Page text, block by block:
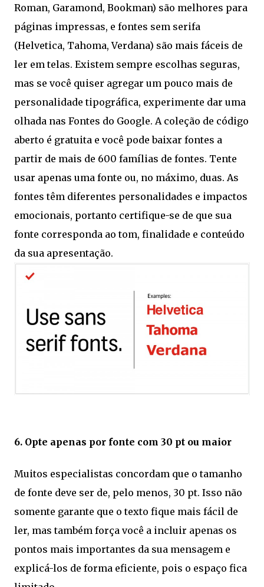
Roman, Garamond, Bookman) são melhores para
páginas impressas, e fontes sem serifa
(Helvetica, Tahoma, Verdana) são mais fáceis de
ler em telas. Existem sempre escolhas seguras,
mas se você quiser agregar um pouco mais de
personalidade tipográfica, experimente dar uma
olhada nas Fontes do Google. A coleção de código
aberto é gratuita e você pode baixar fontes a
partir de mais de 600 famílias de fontes. Tente
usar apenas uma fonte ou, no máximo, duas. As
fontes têm diferentes personalidades e impactos
emocionais, portanto certifique-se de que sua
fonte corresponda ao tom, finalidade e conteúdo
da sua apresentação.
6. Opte apenas por fonte com 30 pt ou maior
Muitos especialistas concordam que o tamanho
de fonte deve ser de, pelo menos, 30 pt. Isso não
somente garante que o texto fique mais fácil de
ler, mas também força você a incluir apenas os
pontos mais importantes da sua mensagem e
explicá-los de forma eficiente, pois o espaço fica